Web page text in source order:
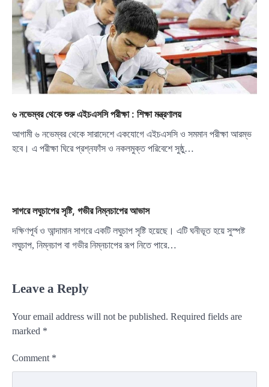
৬ নভেম্বর থেকে শুরু এইচএসসি পরীক্ষা : শিক্ষা মন্ত্রণালয়
আগামী ৬ নভেম্বর থেকে সারাদেশে একযোগে এইচএসসি ও সমমান পরীক্ষা আরম্ভ
হবে। এ পরীক্ষা ঘিরে প্রশ্নফাঁস ও নকলমুক্ত পরিবেশে সুষ্ঠু…
সাগরে লঘুচাপের সৃষ্টি, গভীর নিম্নচাপের আভাস
দক্ষিণপূর্ব ও আন্দামান সাগরে একটি লঘুচাপ সৃষ্টি হয়েছে। এটি ঘনীভূত হয়ে সুস্পষ্ট
লঘুচাপ, নিম্নচাপ বা গভীর নিম্নচাপের রূপ নিতে পারে…
Leave a Reply
Your email address will not be published. Required fields are
marked *
Comment *